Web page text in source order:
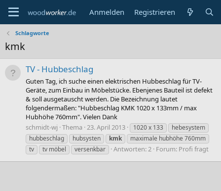
Anmelden Registrieren
Schlagworte
kmk
TV - Hubbeschlag
Guten Tag, ich suche einen elektrischen Hubbeschlag für TV-
Geräte, zum Einbau in Möbelstücke. Ebenjenes Bauteil ist defekt
& soll ausgetauscht werden. Die Bezeichnung lautet
folgendermaßen: "Hubbeschlag KMK 1020 x 133mm / max
Hubhöhe 760mm". Vielen Dank
schmidt-wj Thema 23. April 2013 1020 x 133
hebesystem
hubbeschlag
hubsysten kmk
maximale hubhöhe 760mm
tv
tv möbel versenkbar Antworten: 2 Forum: Profi fragt